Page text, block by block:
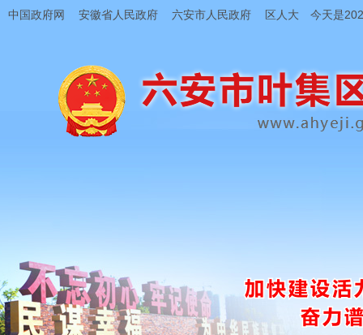
中国政府网 安徽省人民政府 六安市人民政府 区人大 今天是